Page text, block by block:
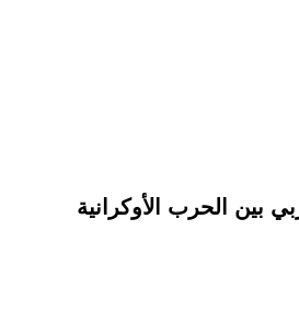
بين الحرب الأوكرانية